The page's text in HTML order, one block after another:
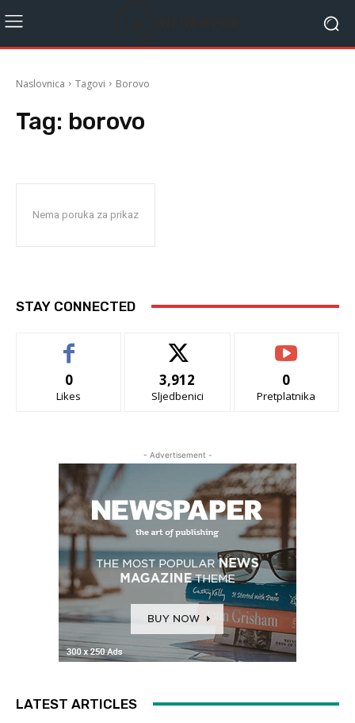
Naslovnica Tagovi Borovo
Tag: borovo
Nema poruka za prikaz
STAY CONNECTED
0
Likes
3,912
Sljedbenici
0
Pretplatnika
- Advertisement -
LATEST ARTICLES